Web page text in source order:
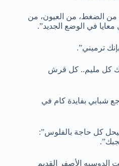
الضغط، من العيون، من
في الوضع الجديد”.
ترميني”.
كل مليم.. كل قرش
شبابي بفايدة كام في
بيحل كل حاجة بالفلوس”:
الأصفر القديم